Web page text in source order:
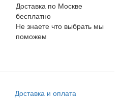
Доставка по Москве
бесплатно
Не знаете что выбрать мы
поможем
Доставка и оплата